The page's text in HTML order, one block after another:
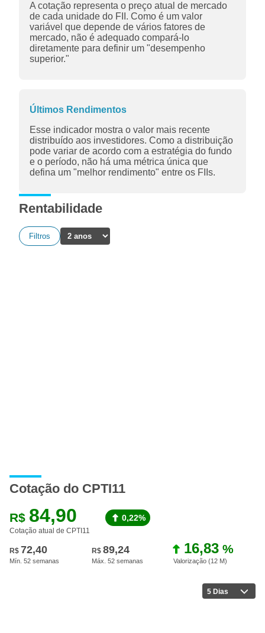
A cotação representa o preço atual de mercado
de cada unidade do FII. Como é um valor
variável que depende de vários fatores de
mercado, não é adequado compará-lo
diretamente para definir um "desempenho
superior."
Últimos Rendimentos
Esse indicador mostra o valor mais recente
distribuído aos investidores. Como a distribuição
pode variar de acordo com a estratégia do fundo
e o período, não há uma métrica única que
defina um "melhor rendimento" entre os FIIs.
Rentabilidade
Filtros
Cotação do CPTI11
R$ 84,90
Cotação atual de CPTI11
0,22%
R$ 72,40
Mín. 52 semanas
R$ 89,24
Máx. 52 semanas
16,83 %
Valorização (12 M)
5 Dias